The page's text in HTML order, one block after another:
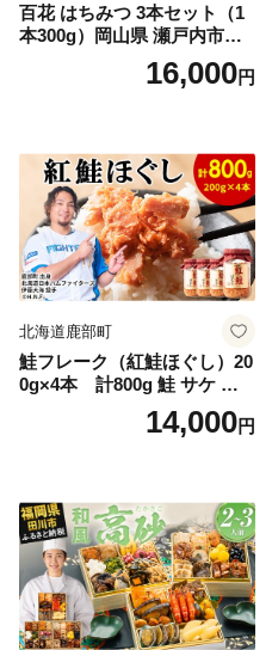
百花 はちみつ 3本セット（1
本300g）岡山県 瀬戸内市産
石黒農園 ヨーグルト パン 砂
糖の代わり 香り高い いい香
16,000円
北海道鹿部町
鮭フレーク（紅鮭ほぐし）20
0g×4本 計800g 鮭 サケ 鮭
ほぐし サケフレーク シャケ
フレーク 鮭フレーク14,000円